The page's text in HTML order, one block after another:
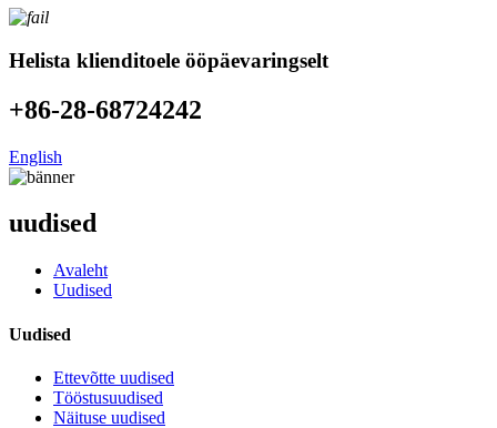
Helista klienditoele ööpäevaringselt
+86-28-68724242
English
uudised
Avaleht
Uudised
Uudised
Ettevõtte uudised
Tööstusuudised
Näituse uudised